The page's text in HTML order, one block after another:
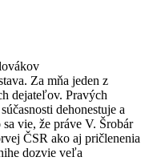
Za mňa jeden z
dejateľov. Pravých
dehonestuje a
vie, že práve V. Šrobár
ČSR ako aj pričlenenia
dozvie veľa